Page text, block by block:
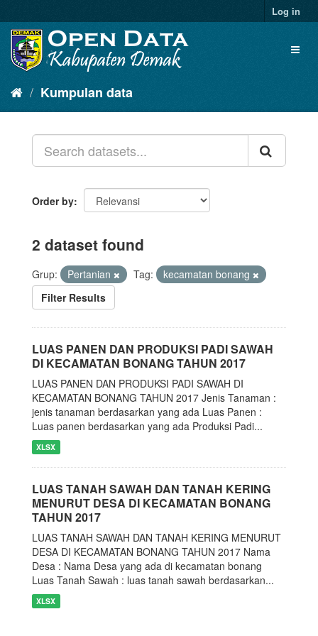
Log in
Kumpulan data
Order by
2 dataset found
Grup: Pertanian Tag:
kecamatan bonang
Filter Results
LUAS PANEN DAN PRODUKSI PADI SAWAH
DI KECAMATAN BONANG TAHUN 2017
LUAS PANEN DAN PRODUKSI PADI SAWAH DI
KECAMATAN BONANG TAHUN 2017 Jenis Tanaman :
jenis tanaman berdasarkan yang ada Luas Panen :
Luas panen berdasarkan yang ada Produksi Padi...
XLSX
LUAS TANAH SAWAH DAN TANAH KERING
MENURUT DESA DI KECAMATAN BONANG
TAHUN 2017
LUAS TANAH SAWAH DAN TANAH KERING MENURUT
DESA DI KECAMATAN BONANG TAHUN 2017 Nama
Desa : Nama Desa yang ada di kecamatan bonang
Luas Tanah Sawah : luas tanah sawah berdasarkan...
XLSX